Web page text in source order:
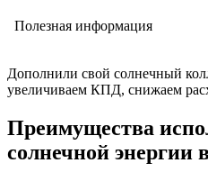
Полезная информация
Дополнили свой солнечный
увеличиваем КПД, снижаем
Преимущества
солнечной энергии